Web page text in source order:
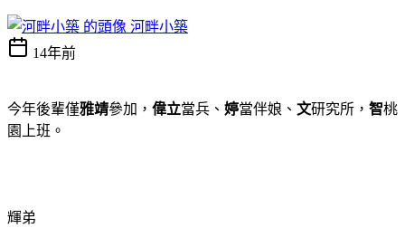
河畔小築
14年前
今年後輩僅雅靖參加， 偉立當兵、 婷當伴娘、 文研究所， 智桃
園上班 。
輝弟